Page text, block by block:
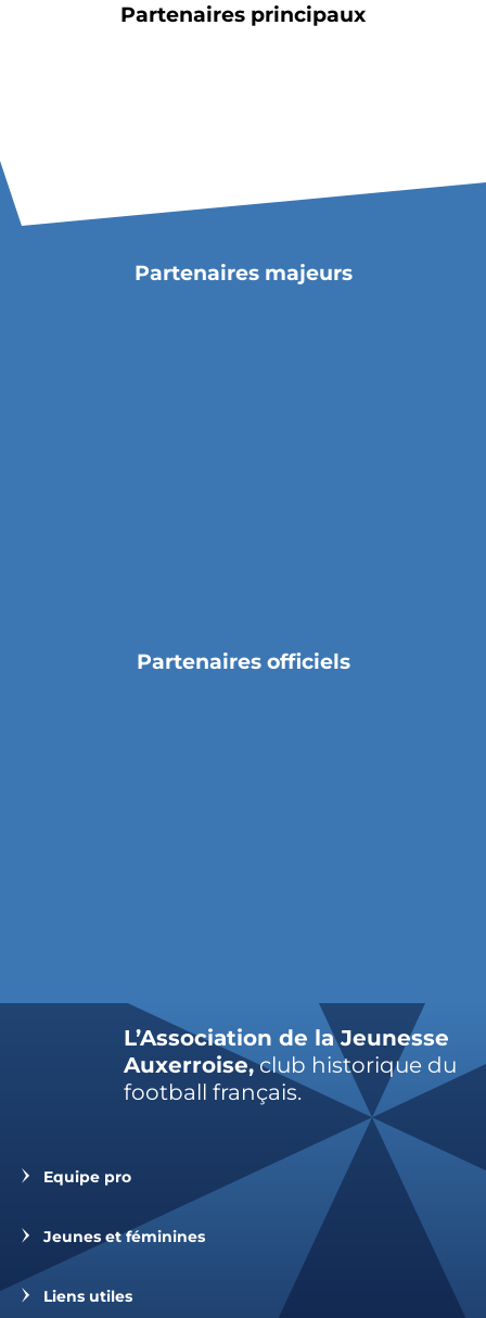
Partenaires principaux
Partenaires majeurs
Partenaires officiels
L’Association de la Jeunesse
Auxerroise,club historique du
football français.
Equipe pro
Jeunes et féminines
Liens utiles